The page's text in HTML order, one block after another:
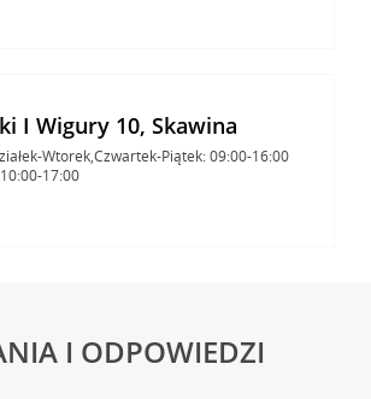
I Wigury 10, Skawina
Wtorek,Czwartek-Piątek: 09:00-16:00
17:00
I ODPOWIEDZI